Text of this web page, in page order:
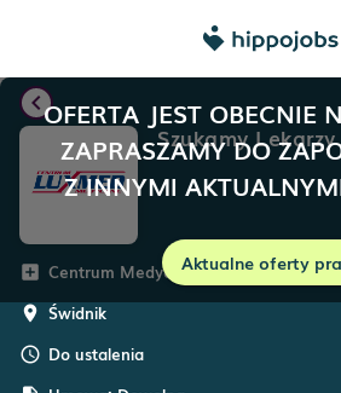
OFERTA JEST OBECNIE
ZAPRASZAMY DO
Z INNYMI
Aktualne oferty
chevron_left
Szukamy Lekarzy
add_box Centrum Medyczne LUXMED
room Świdnik
schedule Do ustalenia